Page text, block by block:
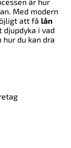
Med modern
att få lån
djupdyka i vad
du kan dra